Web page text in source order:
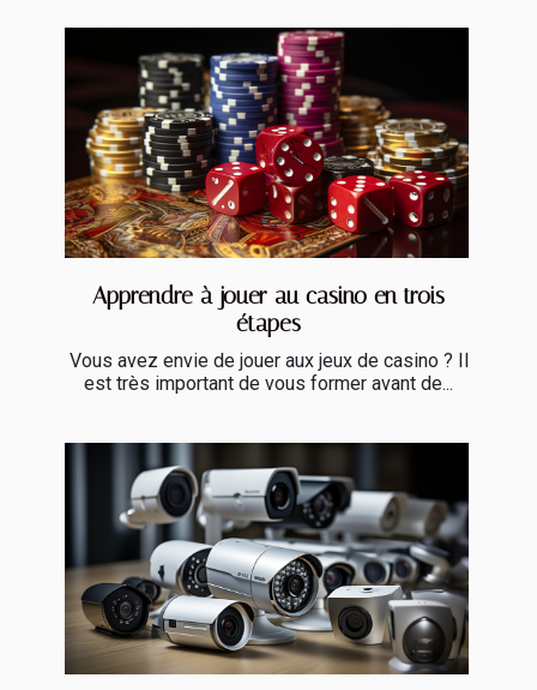
Apprendre à jouer au casino en trois
étapes
Vous avez envie de jouer aux jeux de casino ? Il
est très important de vous former avant de...